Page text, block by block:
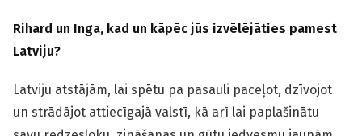
Rihard un Inga, kad un kāpēc jūs izvēlējāties pamest
Latviju?
Latviju atstājām, lai spētu pa pasauli paceļot, dzīvojot
un strādājot attiecīgajā valstī, kā arī lai paplašinātu